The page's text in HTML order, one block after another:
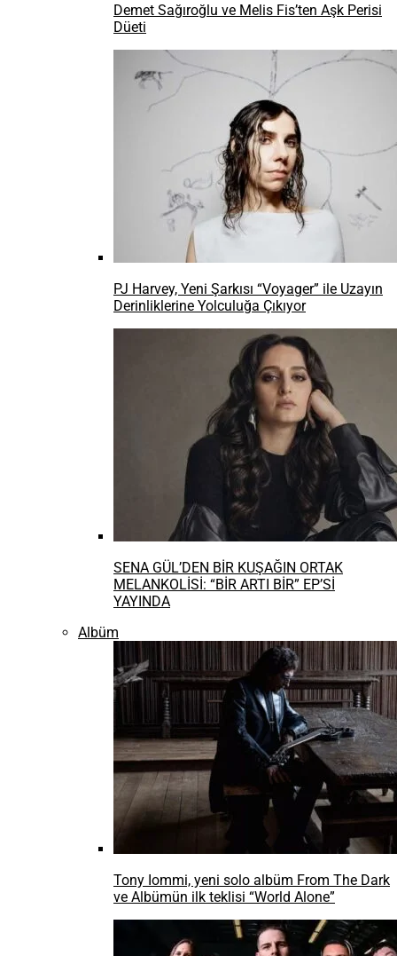
Demet Sağıroğlu ve Melis Fis’ten Aşk Perisi
Düeti
PJ Harvey, Yeni Şarkısı “Voyager” ile Uzayın
Derinliklerine Yolculuğa Çıkıyor
SENA GÜL’DEN BİR KUŞAĞIN ORTAK
MELANKOLİSİ: “BİR ARTI BİR” EP’Sİ
YAYINDA
Albüm
Tony Iommi, yeni solo albüm From The Dark
ve Albümün ilk teklisi “World Alone”